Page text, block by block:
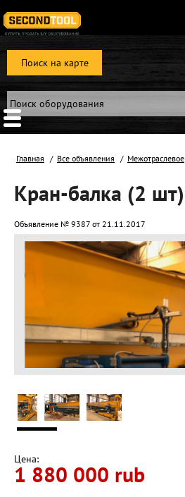
Поиск на карте
Главная Все объявления Межотраслевое
Кран-балка (2 шт)
Объявление № 9387 от 21.11.2017
Цена:
1 880 000 rub